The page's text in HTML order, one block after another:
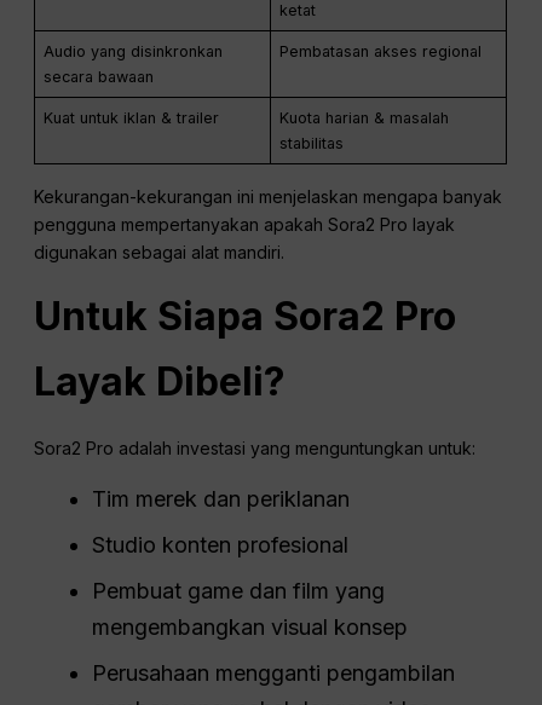
ketat
Audio yang disinkronkan
secara bawaan
Pembatasan akses regional
Kuat untuk iklan & trailer
Kuota harian & masalah
stabilitas
Kekurangan-kekurangan ini menjelaskan mengapa banyak
pengguna mempertanyakan apakah Sora2 Pro layak
digunakan sebagai alat mandiri.
Untuk Siapa Sora2 Pro
Layak Dibeli?
Sora2 Pro adalah investasi yang menguntungkan untuk:
Tim merek dan periklanan
Studio konten profesional
Pembuat game dan film yang
mengembangkan visual konsep
Perusahaan mengganti pengambilan